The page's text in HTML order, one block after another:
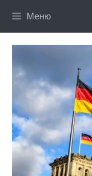
Меню